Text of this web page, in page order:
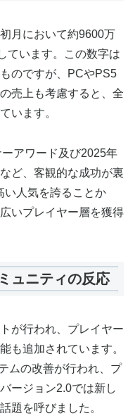
月において約9600万
ています。この数字は
のですが、PCやPS5
売上も考慮すると、全
います。
アワード及び2025年
ど、客観的な成功が裏
い人気を誇ることか
いプレイヤー層を獲得
ュニティの反応
が行われ、プレイヤー
も追加されています。
ムの改善が行われ、プ
ージョン2.0では新し
題を呼びました。